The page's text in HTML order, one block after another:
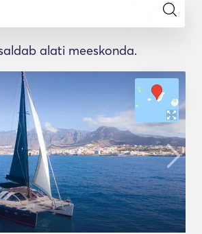
alati meeskonda.